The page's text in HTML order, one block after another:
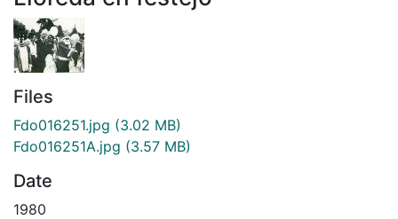
Files
Fdo016251.jpg (3.02 MB)
Fdo016251A.jpg (3.57 MB)
Date
1980